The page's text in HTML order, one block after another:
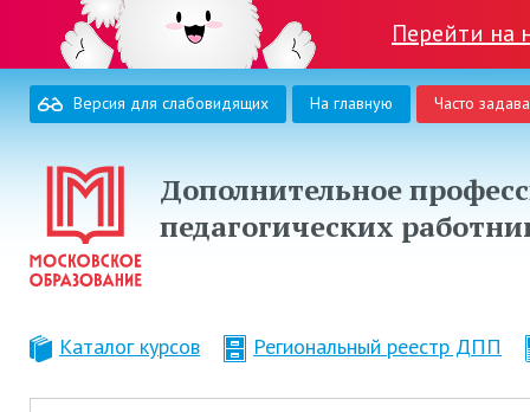
Перейти на
Версия для слабовидящих На главную Часто
Дополнительное
педагогических
Каталог курсов Региональный реестр ДПП